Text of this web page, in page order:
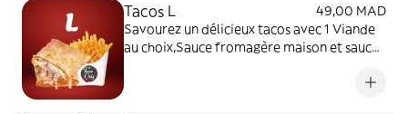
Tacos L
49,00 MAD
Savourez un délicieux tacos avec 1 Viande
au choix,Sauce fromagère maison et sauce